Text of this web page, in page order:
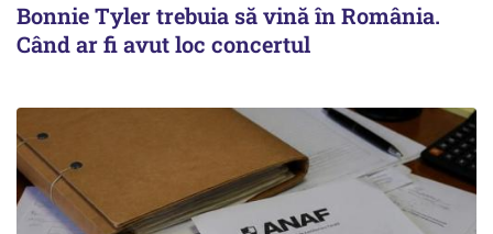
Bonnie Tyler trebuia să vină în România.
Când ar fi avut loc concertul